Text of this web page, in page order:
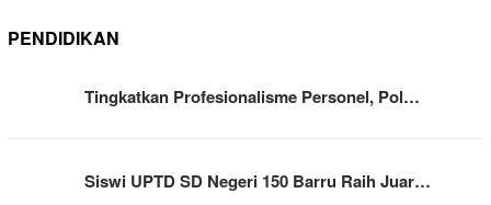
PENDIDIKAN
Tingkatkan Profesionalisme Personel, Pol…
Siswi UPTD SD Negeri 150 Barru Raih Juar…